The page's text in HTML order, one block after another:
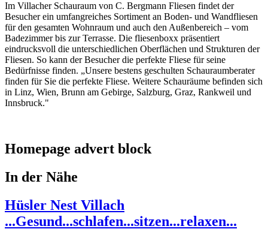
Im Villacher Schauraum von C. Bergmann Fliesen findet der
Besucher ein umfangreiches Sortiment an Boden- und Wandfliesen
für den gesamten Wohnraum und auch den Außenbereich – vom
Badezimmer bis zur Terrasse. Die fliesenboxx präsentiert
eindrucksvoll die unterschiedlichen Oberflächen und Strukturen der
Fliesen. So kann der Besucher die perfekte Fliese für seine
Bedürfnisse finden. „Unsere bestens geschulten Schauraumberater
finden für Sie die perfekte Fliese. Weitere Schauräume befinden sich
in Linz, Wien, Brunn am Gebirge, Salzburg, Graz, Rankweil und
Innsbruck."
Homepage advert block
In der Nähe
Hüsler Nest Villach
...Gesund...schlafen...sitzen...relaxen...